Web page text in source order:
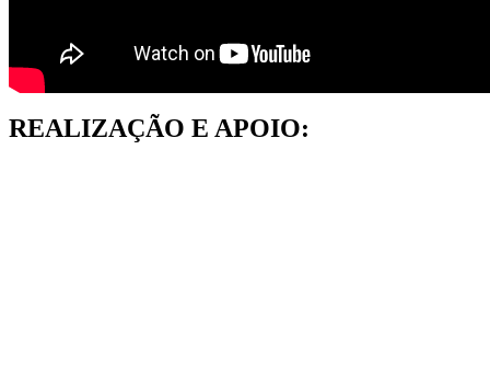
REALIZAÇÃO E APOIO: